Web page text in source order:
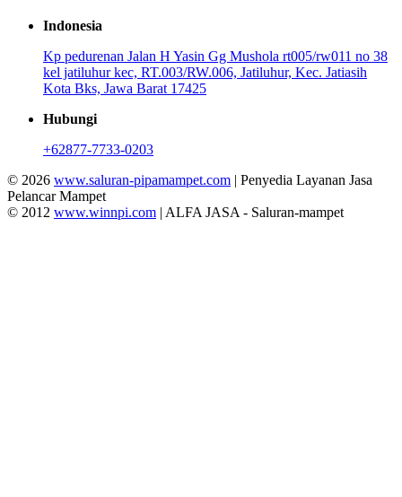
Indonesia
Kp pedurenan Jalan H Yasin Gg Mushola rt005/rw011 no 38
kel jatiluhur kec, RT.003/RW.006, Jatiluhur, Kec. Jatiasih
Kota Bks, Jawa Barat 17425
Hubungi
+62877-7733-0203
© 2026 www.saluran-pipamampet.com | Penyedia Layanan Jasa
Pelancar Mampet
© 2012 www.winnpi.com | ALFA JASA - Saluran-mampet